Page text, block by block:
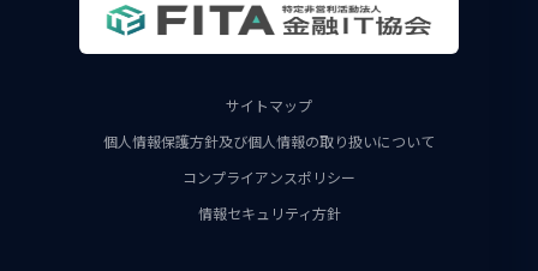
サイトマップ
個人情報保護方針及び個人情報の取り扱いについて
コンプライアンスポリシー
情報セキュリティ方針